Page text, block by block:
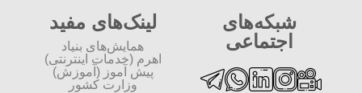
شبکه‌های
اجتماعی
لینک‌های مفید
همایش‌های بنیاد
اهرم (خدمات اینترنتی)
پیش آموز (آموزش)
وزارت کشور